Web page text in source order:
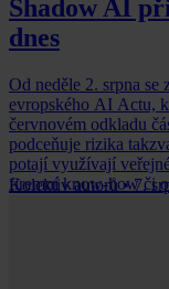
Shadow AI
dnes
Od neděle 2. srpna se
evropského AI Actu,
červnovém odkladu
podceňuje rizika
potají využívají
firemní know-how či
Kolektiv autorů • 7.